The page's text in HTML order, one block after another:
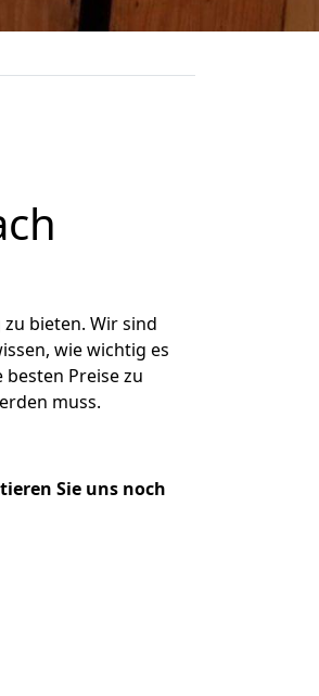
zu bieten. Wir sind
wie wichtig es
Preise zu
muss.
Sie uns noch